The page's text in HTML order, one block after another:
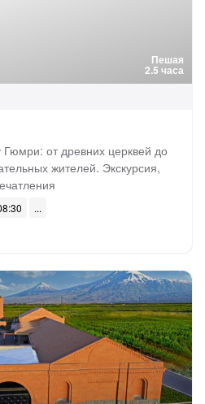
Пешая
2.5 часа
Гюмри: от древних церквей до
жителей. Экскурсия,